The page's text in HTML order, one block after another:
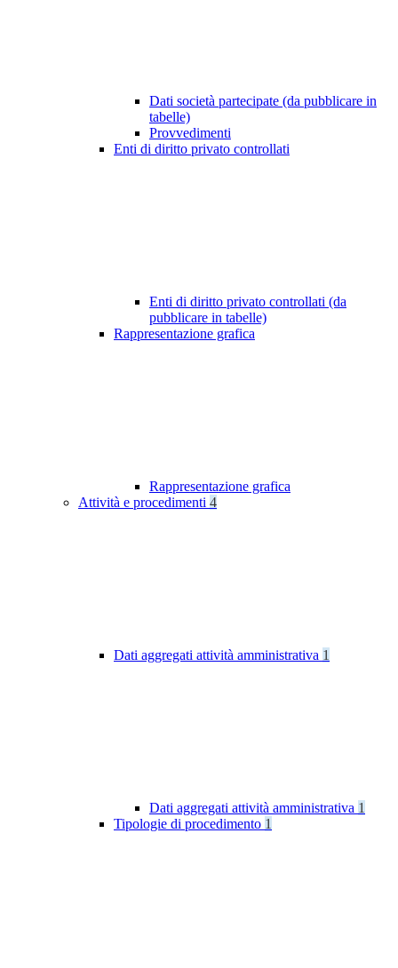
Dati società partecipate (da pubblicare in
tabelle)
Provvedimenti
Enti di diritto privato controllati
Enti di diritto privato controllati (da
pubblicare in tabelle)
Rappresentazione grafica
Rappresentazione grafica
Attività e procedimenti 4
Dati aggregati attività amministrativa 1
Dati aggregati attività amministrativa 1
Tipologie di procedimento 1